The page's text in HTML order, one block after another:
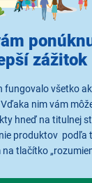
zážitok
fungovalo všetko
nim vám
hneď na titulnej
produktov podľa
tlačítko
smartfóny